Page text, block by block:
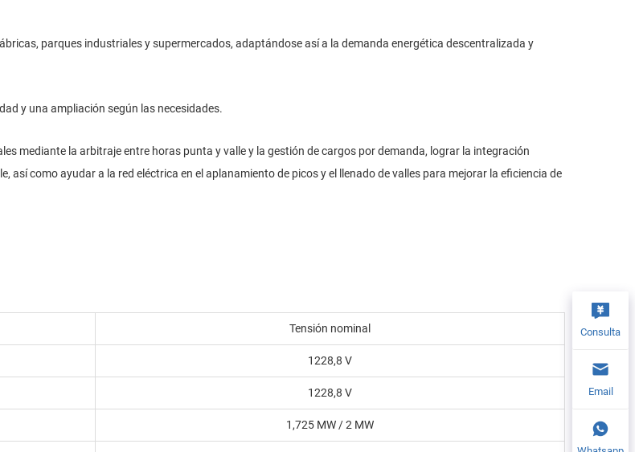
parques industriales y supermercados, adaptándose así a la demanda energética descentralizada y
y una ampliación según las necesidades.
mediante la arbitraje entre horas punta y valle y la gestión de cargos por demanda, lograr la integración
como ayudar a la red eléctrica en el aplanamiento de picos y el llenado de valles para mejorar la eficiencia de
Tensión nominal
1228,8 V
1228,8 V
1,725 MW / 2 MW
Consulta
Email